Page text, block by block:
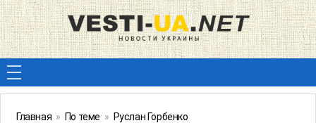
Главная » По теме » Руслан Горбенко